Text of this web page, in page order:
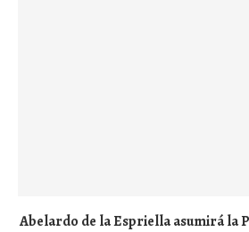
Abelardo de la Espriella asumirá la